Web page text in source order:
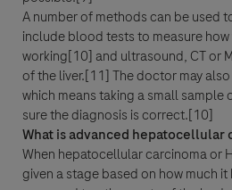
A number of methods can be used
include blood tests to measure how
working[10] and ultrasound, CT or
of the liver.[11] The doctor may also
which means taking a small sample
sure the diagnosis is correct.[10]
What is advanced hepatocellular
When hepatocellular carcinoma or
given a stage based on how much
Accepter et envoyer